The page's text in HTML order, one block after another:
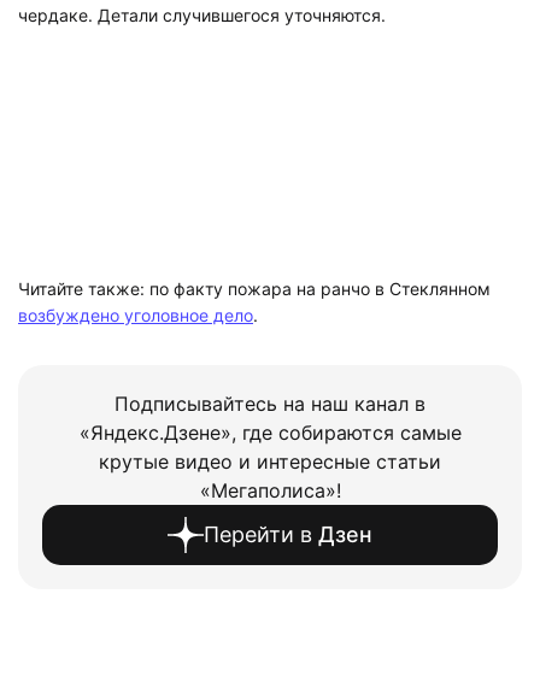
чердаке. Детали случившегося уточняются.
Читайте также: по факту пожара на ранчо в Стеклянном
возбуждено уголовное дело.
Подписывайтесь на наш канал в
«Яндекс.Дзене», где собираются самые
крутые видео и интересные статьи
«Мегаполиса»!
Перейти в Дзен